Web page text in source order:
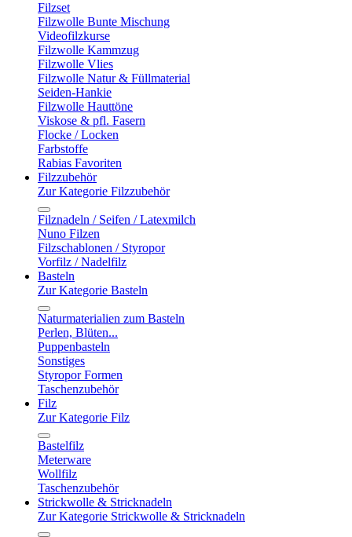
Filzset
Filzwolle Bunte Mischung
Videofilzkurse
Filzwolle Kammzug
Filzwolle Vlies
Filzwolle Natur & Füllmaterial
Seiden-Hankie
Filzwolle Hauttöne
Viskose & pfl. Fasern
Flocke / Locken
Farbstoffe
Rabias Favoriten
Filzzubehör
Zur Kategorie Filzzubehör
Filznadeln / Seifen / Latexmilch
Nuno Filzen
Filzschablonen / Styropor
Vorfilz / Nadelfilz
Basteln
Zur Kategorie Basteln
Naturmaterialien zum Basteln
Perlen, Blüten...
Puppenbasteln
Sonstiges
Styropor Formen
Taschenzubehör
Filz
Zur Kategorie Filz
Bastelfilz
Meterware
Wollfilz
Taschenzubehör
Strickwolle & Stricknadeln
Zur Kategorie Strickwolle & Stricknadeln